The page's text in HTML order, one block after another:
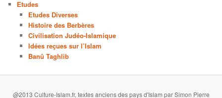
Etudes
Etudes Diverses
Histoire des Berbères
Civilisation Judéo-Islamique
Idées reçues sur l’Islam
Banû Taghlib
@2013 Culture-Islam.fr, textes anciens des pays d'Islam par Simon Pierre